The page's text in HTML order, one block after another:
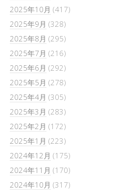
2025年10月 (417)
2025年9月 (328)
2025年8月 (295)
2025年7月 (216)
2025年6月 (292)
2025年5月 (278)
2025年4月 (305)
2025年3月 (283)
2025年2月 (172)
2025年1月 (223)
2024年12月 (175)
2024年11月 (170)
2024年10月 (317)